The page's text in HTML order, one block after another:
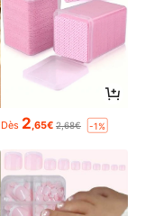
Dès 2 ,65€ 2,68€ -1%